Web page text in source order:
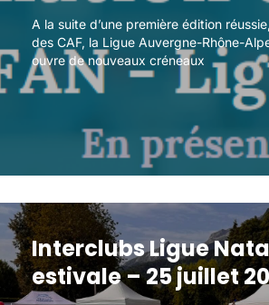
A la suite d’une première édition
des CAF, la Ligue Auvergne-Rhône-
ouvre de nouveaux créneaux
A la suite d’une première édition
des CAF, la Ligue Auvergne-Rhône-
ouvre de nouveaux créneaux
Interclubs Ligue
estivale – 25 juillet
Interclubs Ligue
estivale – 25 juillet